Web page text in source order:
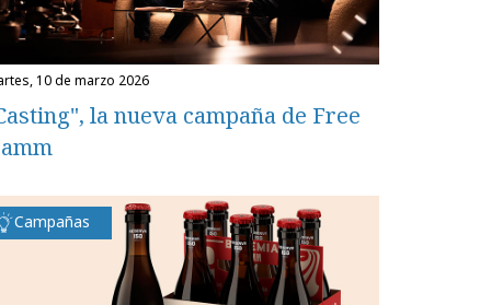
10 de marzo 2026
la nueva campaña de Free
Campañas